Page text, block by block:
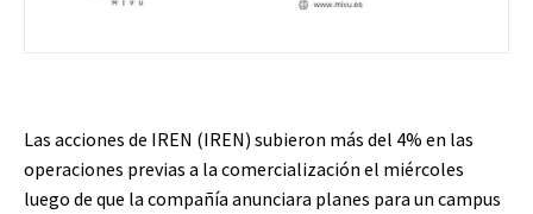
Las acciones de IREN (IREN) subieron más del 4% en las
operaciones previas a la comercialización el miércoles
luego de que la compañía anunciara planes para un campus